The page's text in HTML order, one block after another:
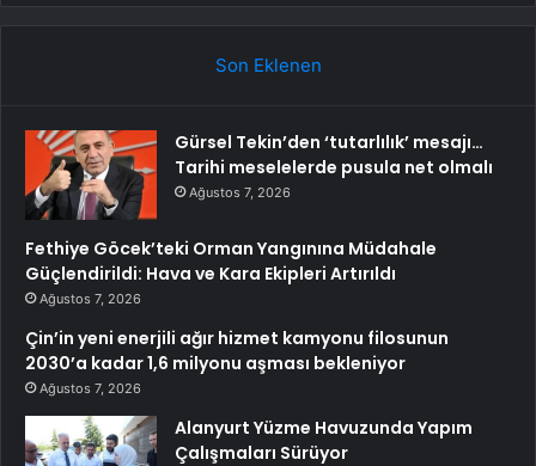
Son Eklenen
Gürsel Tekin’den ‘tutarlılık’ mesajı…
Tarihi meselelerde pusula net olmalı
Ağustos 7, 2026
Fethiye Göcek’teki Orman Yangınına Müdahale
Güçlendirildi: Hava ve Kara Ekipleri Artırıldı
Ağustos 7, 2026
Çin’in yeni enerjili ağır hizmet kamyonu filosunun
2030’a kadar 1,6 milyonu aşması bekleniyor
Ağustos 7, 2026
Alanyurt Yüzme Havuzunda Yapım
Çalışmaları Sürüyor